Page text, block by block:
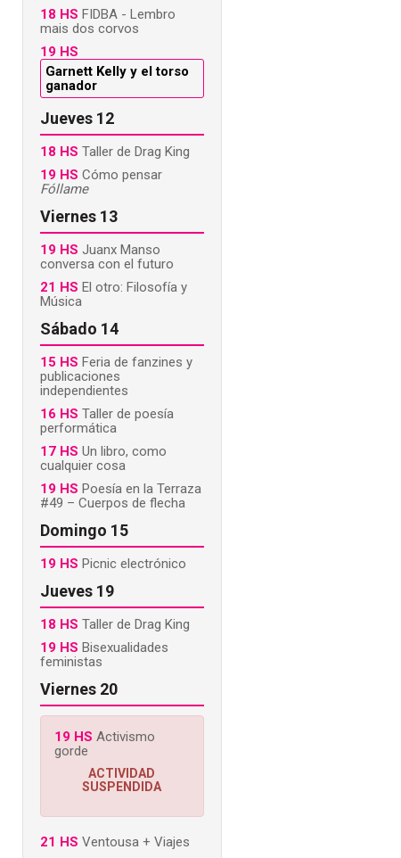
18 HS FIDBA - Lembro
mais dos corvos
19 HS
Garnett Kelly y el torso
ganador
Jueves 12
18 HS Taller de Drag King
19 HS Cómo pensar
Fóllame
Viernes 13
19 HS Juanx Manso
conversa con el futuro
21 HS El otro: Filosofía y
Música
Sábado 14
15 HS Feria de fanzines y
publicaciones
independientes
16 HS Taller de poesía
performática
17 HS Un libro, como
cualquier cosa
19 HS Poesía en la Terraza
#49 – Cuerpos de flecha
Domingo 15
19 HS Picnic electrónico
Jueves 19
18 HS Taller de Drag King
19 HS Bisexualidades
feministas
Viernes 20
19 HS Activismo
gorde
ACTIVIDAD
SUSPENDIDA
21 HS Ventousa + Viajes